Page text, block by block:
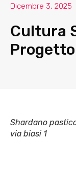
Dicembre 3, 2025
Cultura
Shardano
via biasi 1